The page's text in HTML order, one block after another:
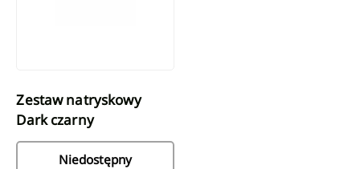
Zestaw natryskowy
Dark czarny
Niedostępny